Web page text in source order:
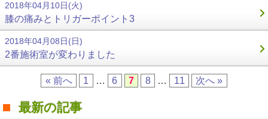
2018年04月10日(火)
膝の痛みとトリガーポイント3
2018年04月08日(日)
2番施術室が変わりました
« 前へ 1 … 6 7 8 … 11 次へ »
最新の記事